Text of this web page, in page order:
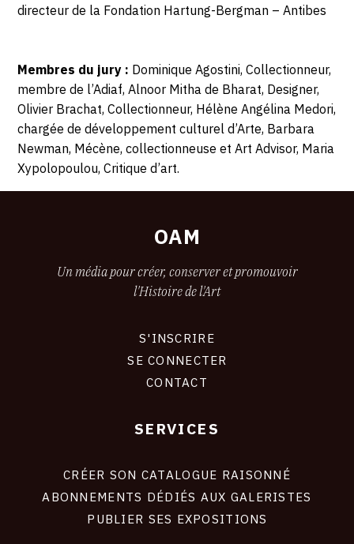
directeur de la Fondation Hartung-Bergman – Antibes
Membres du jury : Dominique Agostini, Collectionneur,
membre de l’Adiaf, Alnoor Mitha de Bharat, Designer,
Olivier Brachat, Collectionneur, Hélène Angélina Medori,
chargée de développement culturel d’Arte, Barbara
Newman, Mécène, collectionneuse et Art Advisor, Maria
Xypolopoulou, Critique d’art.
OAM
Un média pour créer, conserver et promouvoir
l'Histoire de l'Art
S'INSCRIRE
SE CONNECTER
CONTACT
SERVICES
CRÉER SON CATALOGUE RAISONNÉ
ABONNEMENTS DÉDIÉS AUX GALERISTES
PUBLIER SES EXPOSITIONS